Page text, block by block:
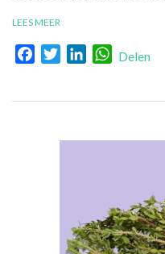
LEES MEER
FacebookTwitterLinkedInWhatsApp
Delen